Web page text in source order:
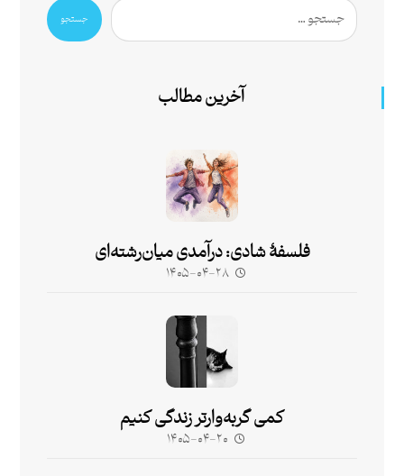
جستجو
آخرین مطالب
فلسفۀ شادی: درآمدی میان‌رشته‌ای
۱۴۰۵-۰۴-۲۸
کمی گربه‌وارتر زندگی کنیم
۱۴۰۵-۰۴-۲۰